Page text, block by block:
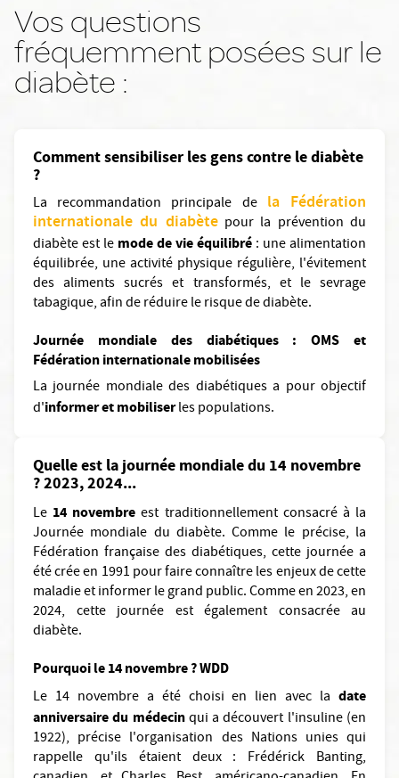
Vos questions
fréquemment posées sur le
diabète :
Comment sensibiliser les gens contre le diabète
?
La recommandation principale de la Fédération
internationale du diabètepour la prévention du
diabète est le mode de vie équilibré : une alimentation
équilibrée, une activité physique régulière, l'évitement
des aliments sucrés et transformés, et le sevrage
tabagique, afin de réduire le risque de diabète.
Journée mondiale des diabétiques : OMS et
Fédération internationale mobilisées
La journée mondiale des diabétiques a pour objectif
d'informer et mobiliserles populations.
Quelle est la journée mondiale du 14 novembre
? 2023, 2024...
Le 14 novembreest traditionnellement consacré à la
Journée mondiale du diabète. Comme le précise, la
Fédération française des diabétiques, cette journée a
été crée en 1991 pour faire connaître les enjeux de cette
maladie et informer le grand public. Comme en 2023, en
2024, cette journée est également consacrée au
diabète.
Pourquoi le 14 novembre ? WDD
Le 14 novembre a été choisi en lien avec la date
anniversaire du médecinqui a découvert l'insuline (en
1922), précise l'organisation des Nations unies qui
rappelle qu'ils étaient deux : Frédérick Banting,